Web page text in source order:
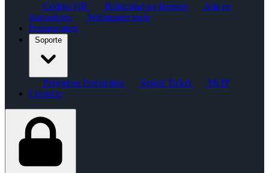
Código QR Publicidad en Internet
Alta en
buscadores
Webmaster tools
Promociones
Soporte
Preguntas Frecuentes Seguir Ticket
Mi IP
Contacto